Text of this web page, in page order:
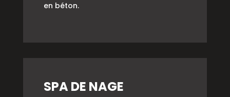
en béton.
SPA DE NAGE